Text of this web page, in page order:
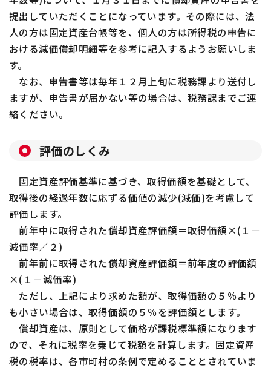
提出していただくことになっています。その際には、法
人の方は固定資産台帳等を、個人の方は所得税の申告に
おける減価償却明細等を参考に記入するようお願いしま
す。
なお、申告書等は毎年１２月上旬に税務課より送付し
ますが、申告書が届かない等の場合は、税務課までご連
絡ください。
評価のしくみ
固定資産評価基準に基づき、取得価額を基礎として、
取得後の経過年数に応ずる価値の減少(減価)を考慮して
評価します。
前年中に取得された償却資産評価額＝取得価額×(１－
減価率／２)
前年前に取得された償却資産評価額＝前年度の評価額
×(１－減価率)
ただし、上記により求めた額が、取得価額の５％より
も小さい場合は、取得価額の５％を評価額とします。
償却資産は、原則として価格が課税標準額になります
ので、それに税率を乗じて税額を計算します。固定資産
税の税率は、各市町村の条例で定めることとされていま